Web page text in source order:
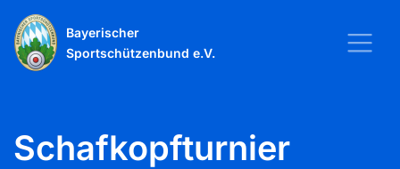
Bayerischer
Sportschützenbund e.V.
Schafkopfturnier